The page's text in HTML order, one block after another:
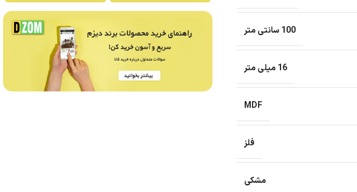
100 سانتی متر
16 میلی متر
MDF
فلز
مشکی